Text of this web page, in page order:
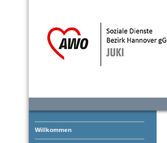
Willkommen